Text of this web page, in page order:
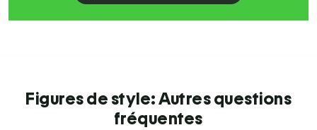
Figures de style: Autres questions
fréquentes